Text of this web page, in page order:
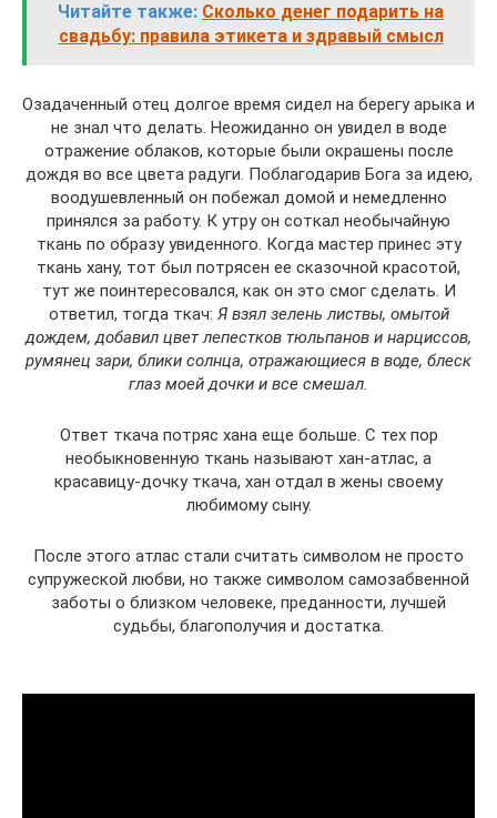
Читайте также: Сколько денег подарить на
свадьбу: правила этикета и здравый смысл
Озадаченный отец долгое время сидел на берегу арыка и
не знал что делать. Неожиданно он увидел в воде
отражение облаков, которые были окрашены после
дождя во все цвета радуги. Поблагодарив Бога за идею,
воодушевленный он побежал домой и немедленно
принялся за работу. К утру он соткал необычайную
ткань по образу увиденного. Когда мастер принес эту
ткань хану, тот был потрясен ее сказочной красотой,
тут же поинтересовался, как он это смог сделать. И
ответил, тогда ткач: Я взял зелень листвы, омытой
дождем, добавил цвет лепестков тюльпанов и нарциссов,
румянец зари, блики солнца, отражающиеся в воде, блеск
глаз моей дочки и все смешал.
Ответ ткача потряс хана еще больше. С тех пор
необыкновенную ткань называют хан-атлас, а
красавицу-дочку ткача, хан отдал в жены своему
любимому сыну.
После этого атлас стали считать символом не просто
супружеской любви, но также символом самозабвенной
заботы о близком человеке, преданности, лучшей
судьбы, благополучия и достатка.